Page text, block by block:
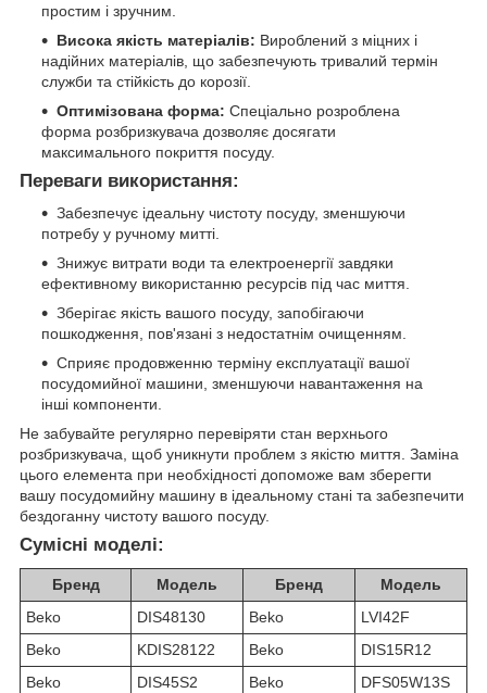
простим і зручним.
Висока якість матеріалів: Вироблений з міцних і
надійних матеріалів, що забезпечують тривалий термін
служби та стійкість до корозії.
Оптимізована форма: Спеціально розроблена
форма розбризкувача дозволяє досягати
максимального покриття посуду.
Переваги використання:
Забезпечує ідеальну чистоту посуду, зменшуючи
потребу у ручному митті.
Знижує витрати води та електроенергії завдяки
ефективному використанню ресурсів під час миття.
Зберігає якість вашого посуду, запобігаючи
пошкодження, пов'язані з недостатнім очищенням.
Сприяє продовженню терміну експлуатації вашої
посудомийної машини, зменшуючи навантаження на
інші компоненти.
Не забувайте регулярно перевіряти стан верхнього
розбризкувача, щоб уникнути проблем з якістю миття. Заміна
цього елемента при необхідності допоможе вам зберегти
вашу посудомийну машину в ідеальному стані та забезпечити
бездоганну чистоту вашого посуду.
Сумісні моделі:
Бренд Модель Бренд
Модель
Beko
DIS48130 Beko
LVI42F
Beko
KDIS28122 Beko
DIS15R12
Beko
DIS45S2 Beko
DFS05W13S